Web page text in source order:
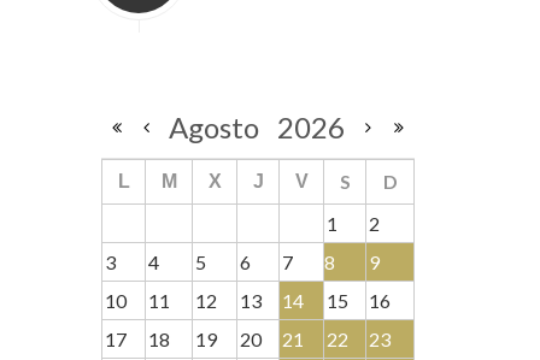
Agosto 2026
L M X J V S
D
1
2
3
4 5 6 7 8
9
10
11 12 13 14 15
16
17
18 19 20 21 22
23